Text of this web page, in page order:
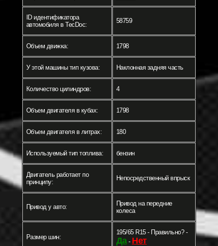
ID идентификатора
автомобиля в TecDoc:
58759
Объем движка: 1798
У этой машины тип кузова: Наклонная задняя часть
Количество цилиндров: 4
Объем двигателя в кубах: 1798
Объем двигателя в литрах: 180
Используемый тип топлива: бензин
Двигатель работает по
принципу:
Непосредственный впрыск
Привод у авто:
Привод на передние
колеса
Размер шин:
195/65 R15 - Правильно? -
Да- Нет